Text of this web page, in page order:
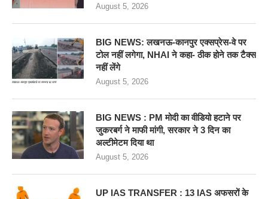
August 5, 2026
BIG NEWS: लखनऊ-कानपुर एक्सप्रेस-वे पर
टोल नहीं लगेगा, NHAI ने कहा- ठीक होने तक टैक्स
नहीं लेंगे
August 5, 2026
BIG NEWS : PM मोदी का वीडियो हटाने पर
जुकरबर्ग ने माफी मांगी, सरकार ने 3 दिन का
अल्टीमेटम दिया था
August 5, 2026
UP IAS TRANSFER : 13 IAS अफसरों के